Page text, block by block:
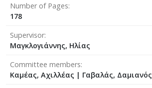
Number of Pages
178
Supervisor
Μαγκλογιάννης, Ηλίας
Committee members
Καμέας, Αχιλλέας | Γαβαλάς, Δαμιανός